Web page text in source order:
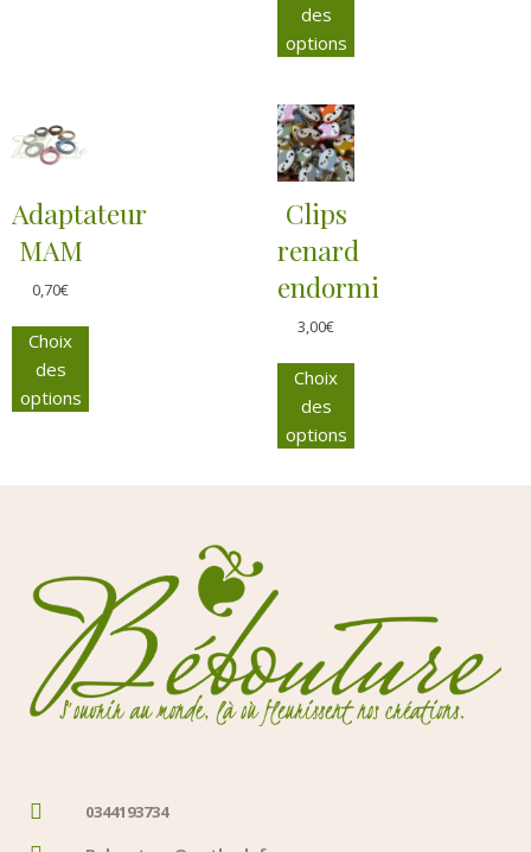
des
options
Adaptateur
MAM
0,70€
Choix
des
options
Clips
renard
endormi
3,00€
Choix
des
options
0344193734